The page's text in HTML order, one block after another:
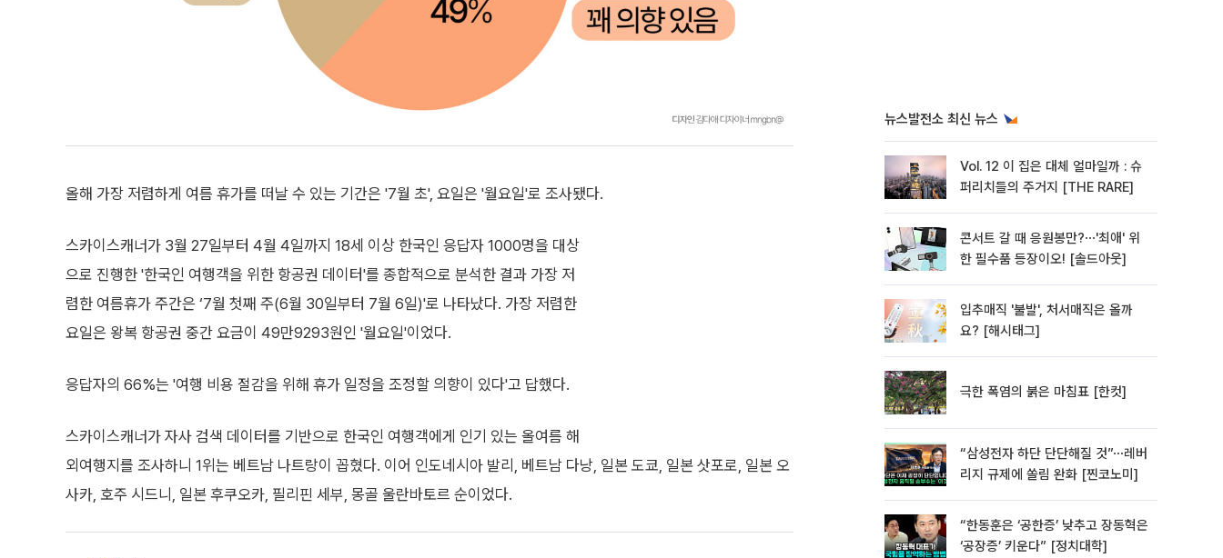
올해 가장 저렴하게 여름 휴가를 떠날 수 있는 기간은 '7월 초', 요일은 '월요일'로 조사됐다.
스카이스캐너가 3월 27일부터 4월 4일까지 18세 이상 한국인 응답자 1000명을 대상
으로 진행한 '한국인 여행객을 위한 항공권 데이터'를 종합적으로 분석한 결과 가장 저
렴한 여름휴가 주간은 ‘7월 첫째 주(6월 30일부터 7월 6일)'로 나타났다. 가장 저렴한
요일은 왕복 항공권 중간 요금이 49만9293원인 '월요일'이었다.
응답자의 66%는 '여행 비용 절감을 위해 휴가 일정을 조정할 의향이 있다'고 답했다.
스카이스캐너가 자사 검색 데이터를 기반으로 한국인 여행객에게 인기 있는 올여름 해
외여행지를 조사하니 1위는 베트남 나트랑이 꼽혔다. 이어 인도네시아 발리, 베트남 다낭, 일본 도쿄, 일본 삿포로, 일본 오
사카, 호주 시드니, 일본 후쿠오카, 필리핀 세부, 몽골 울란바토르 순이었다.
뉴스발전소 최신 뉴스
Vol. 12 이 집은 대체 얼마일까 : 슈
퍼리치들의 주거지 [THE RARE]
콘서트 갈 때 응원봉만?⋯'최애' 위
한 필수품 등장이오! [솔드아웃]
입추매직 '불발', 처서매직은 올까
요? [해시태그]
극한 폭염의 붉은 마침표 [한컷]
“삼성전자 하단 단단해질 것”⋯레버
리지 규제에 쏠림 완화 [찐코노미]
“한동훈은 ‘공한증’ 낮추고 장동혁은
‘공장증’ 키운다” [정치대학]